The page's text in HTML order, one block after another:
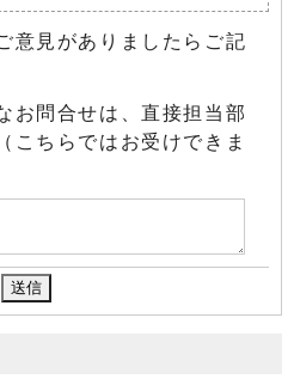
意見がありましたらご記
お問合せは、直接担当部
こちらではお受けできま